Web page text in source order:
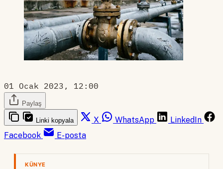
01 Ocak 2023, 12:00
Paylaş
Linki kopyala X WhatsApp
LinkedIn
Facebook
E-posta
KÜNYE